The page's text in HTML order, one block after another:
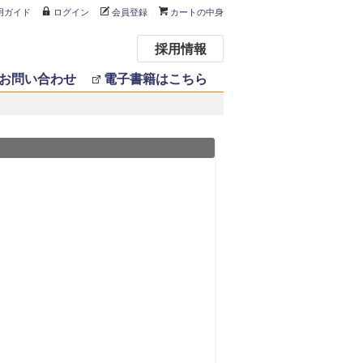
ガイド ログイン 会員登録 カートの中身
お問い合わせ 電子書籍はこちら
採用情報